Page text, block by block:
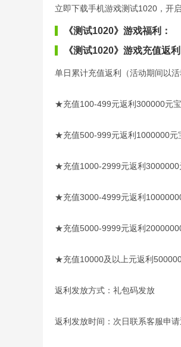
立即下载手机游戏测试1020，开
《测试1020》游戏福利：
《测试1020》游戏充值返利
单日累计充值返利（活动期间以活
★充值100-499元返利300000元宝
★充值500-999元返利1000000元
★充值1000-2999元返利3000000
★充值3000-4999元返利
★充值5000-9999元返利
★充值10000及以上元返利
返利发放方式：礼包码发放
返利发放时间：次日联系客服申